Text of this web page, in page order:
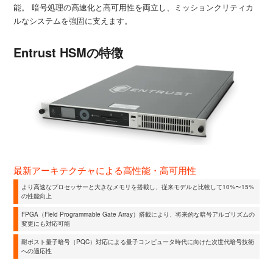
能。 暗号処理の高速化と高可用性を両立し、ミッションクリティカ
ルなシステムを強固に支えます。
Entrust HSMの特徴
最新アーキテクチャによる高性能・高可用性
より高速なプロセッサーと大きなメモリを搭載し、従来モデルと比較して10%〜15%
の性能向上
FPGA（Field Programmable Gate Array）搭載により、将来的な暗号アルゴリズムの
変更にも対応可能
耐ポスト量子暗号（PQC）対応による量子コンピュータ時代に向けた次世代暗号技術
への適応性